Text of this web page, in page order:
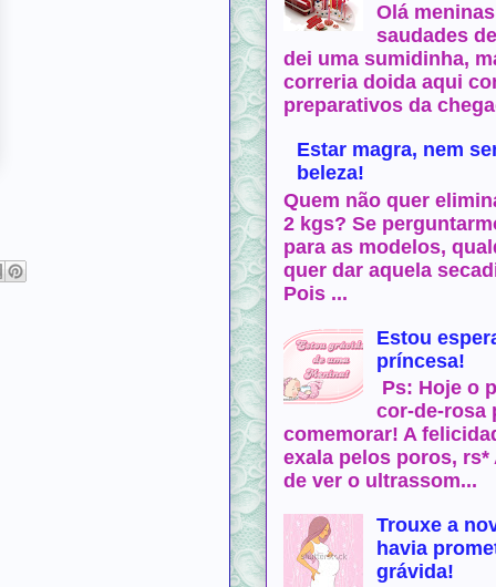
Olá
saudades
dei uma sumidinha,
correria doida aqui
preparativos da
Estar magra, nem
beleza!
Quem não quer
2 kgs? Se
para as modelos,
quer dar aquela
Pois ...
Estou
príncesa!
Ps: Hoje o
cor-de-rosa
comemorar! A
exala pelos poros, rs*
de ver o ultrassom...
Trouxe a
havia
grávida!